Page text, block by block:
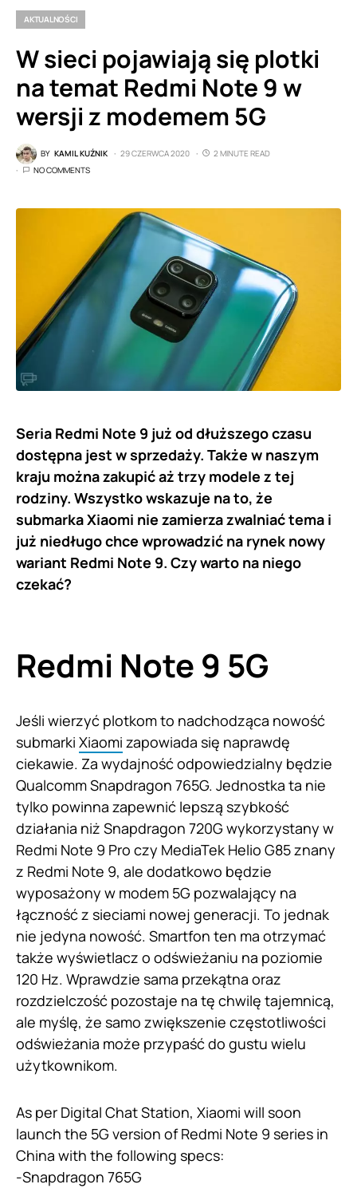
AKTUALNOŚCI
W sieci pojawiają się plotki
na temat Redmi Note 9 w
wersji z modemem 5G
BY KAMIL KUŹNIK 29 CZERWCA 2020
2 MINUTE READ
NO COMMENTS
Seria Redmi Note 9 już od dłuższego czasu
dostępna jest w sprzedaży. Także w naszym
kraju można zakupić aż trzy modele z tej
rodziny. Wszystko wskazuje na to, że
submarka Xiaomi nie zamierza zwalniać tema i
już niedługo chce wprowadzić na rynek nowy
wariant Redmi Note 9. Czy warto na niego
czekać?
Redmi Note 9 5G
Jeśli wierzyć plotkom to nadchodząca nowość
submarki Xiaomi zapowiada się naprawdę
ciekawie. Za wydajność odpowiedzialny będzie
Qualcomm Snapdragon 765G. Jednostka ta nie
tylko powinna zapewnić lepszą szybkość
działania niż Snapdragon 720G wykorzystany w
Redmi Note 9 Pro czy MediaTek Helio G85 znany
z Redmi Note 9, ale dodatkowo będzie
wyposażony w modem 5G pozwalający na
łączność z sieciami nowej generacji. To jednak
nie jedyna nowość. Smartfon ten ma otrzymać
także wyświetlacz o odświeżaniu na poziomie
120 Hz. Wprawdzie sama przekątna oraz
rozdzielczość pozostaje na tę chwilę tajemnicą,
ale myślę, że samo zwiększenie częstotliwości
odświeżania może przypaść do gustu wielu
użytkownikom.
As per Digital Chat Station, Xiaomi will soon
launch the 5G version of Redmi Note 9 series in
China with the following specs:
-Snapdragon 765G